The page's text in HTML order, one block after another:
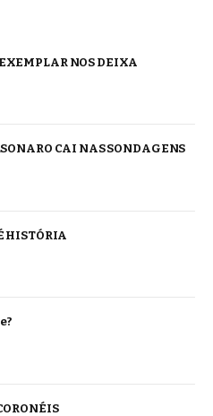
NOS DEIXA
CAI NAS SONDAGENS
HISTÓRIA